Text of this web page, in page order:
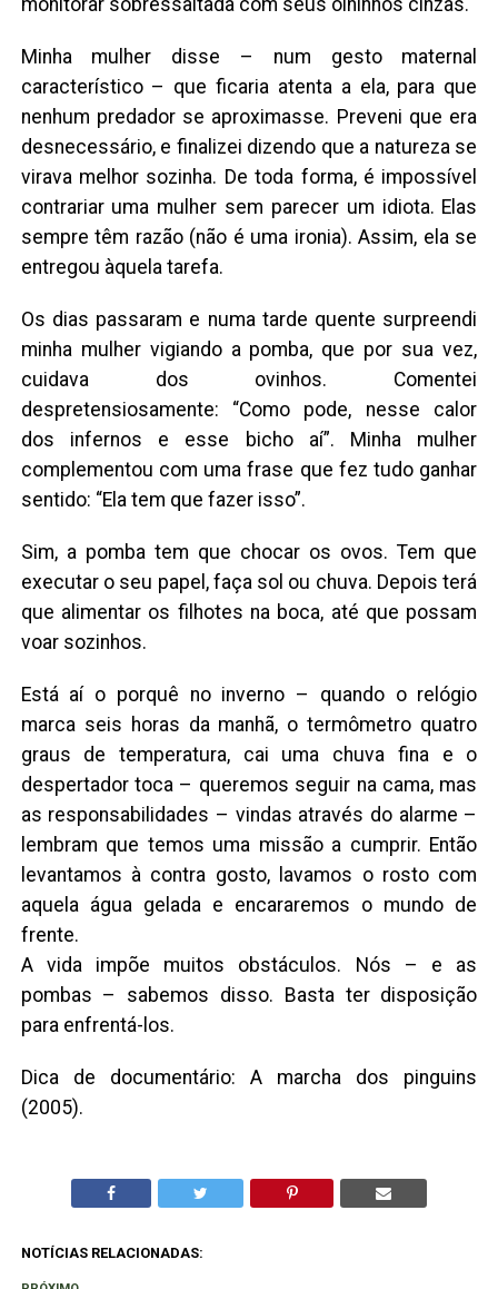
Minha mulher disse – num gesto maternal
característico – que ficaria atenta a ela, para que
nenhum predador se aproximasse. Preveni que era
desnecessário, e finalizei dizendo que a natureza se
virava melhor sozinha. De toda forma, é impossível
contrariar uma mulher sem parecer um idiota. Elas
sempre têm razão (não é uma ironia). Assim, ela se
entregou àquela tarefa.
Os dias passaram e numa tarde quente surpreendi
minha mulher vigiando a pomba, que por sua vez,
cuidava dos ovinhos. Comentei
despretensiosamente: “Como pode, nesse calor
dos infernos e esse bicho aí”. Minha mulher
complementou com uma frase que fez tudo ganhar
sentido: “Ela tem que fazer isso”.
Sim, a pomba tem que chocar os ovos. Tem que
executar o seu papel, faça sol ou chuva. Depois terá
que alimentar os filhotes na boca, até que possam
voar sozinhos.
Está aí o porquê no inverno – quando o relógio
marca seis horas da manhã, o termômetro quatro
graus de temperatura, cai uma chuva fina e o
despertador toca – queremos seguir na cama, mas
as responsabilidades – vindas através do alarme –
lembram que temos uma missão a cumprir. Então
levantamos à contra gosto, lavamos o rosto com
aquela água gelada e encararemos o mundo de
frente.
A vida impõe muitos obstáculos. Nós – e as
pombas – sabemos disso. Basta ter disposição
para enfrentá-los.
Dica de documentário: A marcha dos pinguins
(2005).
NOTÍCIAS RELACIONADAS: